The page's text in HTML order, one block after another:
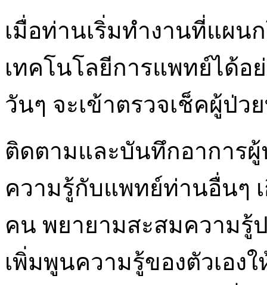
เมื่อท่านเริ่มทำงานที่แผน
เทคโนโลยีการแพทย์ได้
วันๆ จะเข้าตรวจเช็คผู้ป่ว
ติดตามและบันทึกอาการผู้
ความรู้กับแพทย์ท่านอื่นๆ
คน พยายามสะสมความรู้
เพิ่มพูนความรู้ของตัวเอง